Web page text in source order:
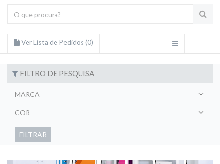
Ver Lista de Pedidos (0)
FILTRO DE PESQUISA
MARCA
COR
FILTRAR